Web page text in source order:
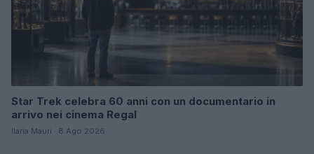
Star Trek celebra 60 anni con un documentario in
arrivo nei cinema Regal
Ilaria Mauri · 8 Ago 2026